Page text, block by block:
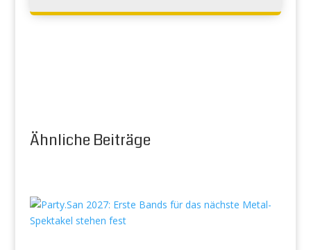
Ähnliche Beiträge